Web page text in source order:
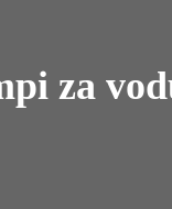
za